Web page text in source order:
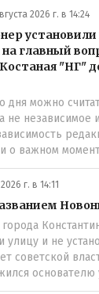
2026 г. в 14:24
установили
главный
"НГ"
дня можно
не независимое
о важном
И редакция
на
мы будем
информацию.
выяснятся
г. в 14:11
улицу и не
советской
основателю
было генерал-